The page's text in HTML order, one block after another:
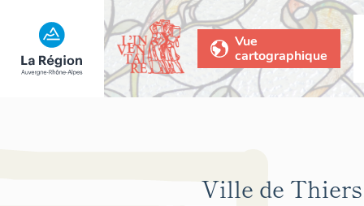
Vue
cartographique
Ville de